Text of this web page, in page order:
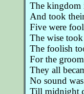
The kingdom
And took
Five were
The wise
The foolish
For the
They all
No sound
Till midnight